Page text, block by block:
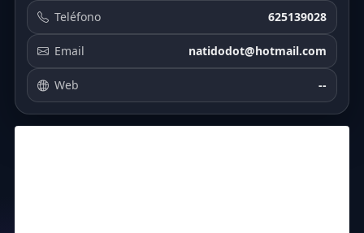
Teléfono 625139028
Email natidodot@hotmail.com
Web --